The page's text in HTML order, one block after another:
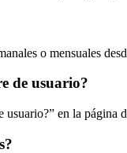
o mensuales
de usuario?
en la página